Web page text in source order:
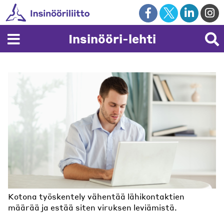
Skip
to
content
Insinööri-lehti
Kotona työskentely vähentää lähikontaktien
määrää ja estää siten viruksen leviämistä.